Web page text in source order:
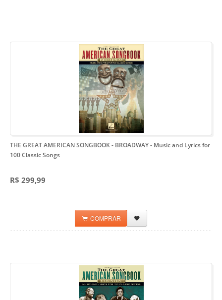
THE GREAT AMERICAN SONGBOOK - BROADWAY- Music and Lyrics for
100 Classic Songs
R$ 299,99
COMPRAR